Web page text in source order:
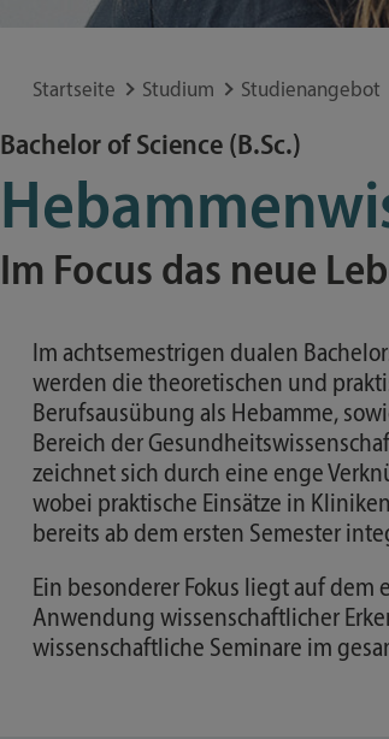
Allgemeinmedizin Schleswig-
Lorem ipsum dolor sit amet,
voluptua. At vero eos et
kasd gubergren, no sea takimata
Lorem ipsum dolor sit amet,
voluptua. At vero eos et
kasd gubergren, no sea takimata
Website
Institut für Endokrinologie
Institut für Entzündungsmedizin
Website
Internationale
Besondere Bewerbungsanliegen
Studiengänge
Startseite Studium Studienangebot
Bachelor of Science (B.Sc.)
Im Focus das neue
Im achtsemestrigen dualen
werden die theoretischen und
Berufsausübung als Hebamme,
Bereich der
zeichnet sich durch eine enge
wobei praktische Einsätze in
bereits ab dem ersten Semester
Ein besonderer Fokus liegt auf
Anwendung wissenschaftlicher
wissenschaftliche Seminare im